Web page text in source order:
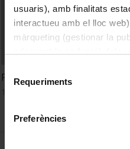
usuaris), amb finalitats
interactueu amb el lloc
màrqueting (gestionar la
consultar laPolítica de
Requeriments
Preferències
Planificación de un rodaje